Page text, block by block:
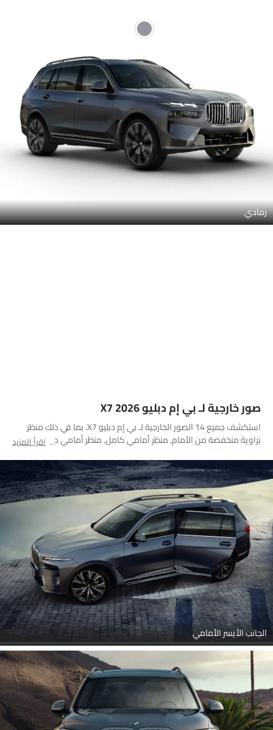
رمادي
صور خارجية لـ بي إم دبليو X7 2026
استكشف جميع 14 الصور الخارجية لـ بي إم دبليو X7، بما في ذلك منظر
بزاوية منخفضة من الأمام, منظر أمامي كامل, منظر أمامي متوسط,
مصباح أمامي, مصباح خلفي, عجلة, مصباح الضباب الأمامي, مقبض الباب,
منظر الشبك الأمامي, أنبوب العادم, منظر متوسط الزاوية الأمامية
اقرأ المزيد
الجانب الأيسر الأمامي